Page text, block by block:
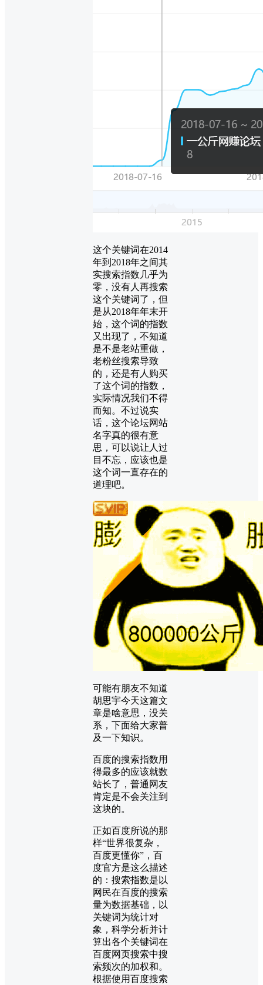
这个关键词在2014
年到2018年之间其
实搜索指数几乎为
零，没有人再搜索
这个关键词了，但
是从2018年年末开
始，这个词的指数
又出现了，不知道
是不是老站重做，
老粉丝搜索导致
的，还是有人购买
了这个词的指数，
实际情况我们不得
而知。不过说实
话，这个论坛网站
名字真的很有意
思，可以说让人过
目不忘，应该也是
这个词一直存在的
道理吧。
可能有朋友不知道
胡思宇今天这篇文
章是啥意思，没关
系，下面给大家普
及一下知识。
百度的搜索指数用
得最多的应该就数
站长了，普通网友
肯定是不会关注到
这块的。
正如百度所说的那
样“世界很复杂，
百度更懂你”，百
度官方是这么描述
的：搜索指数是以
网民在百度的搜索
量为数据基础，以
关键词为统计对
象，科学分析并计
算出各个关键词在
百度网页搜索中搜
索频次的加权和。
根据使用百度搜索